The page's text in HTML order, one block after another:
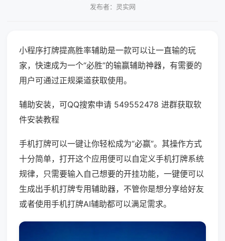
发布者：灵实网
小程序打牌提高胜率辅助是一款可以让一直输的玩
家，快速成为一个“必胜”的输赢辅助神器，有需要的
用户可通过正规渠道获取使用。
辅助安装，可QQ搜索申请 549552478 进群获取软
件安装教程
手机打牌可以一键让你轻松成为“必赢”。其操作方式
十分简单，打开这个应用便可以自定义手机打牌系统
规律，只需要输入自己想要的开挂功能，一键便可以
生成出手机打牌专用辅助器，不管你是想分享给好友
或者使用手机打牌AI辅助都可以满足需求。